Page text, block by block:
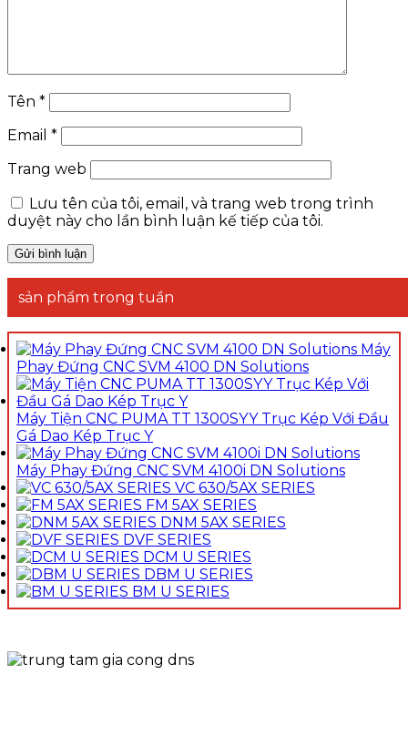
Tên *
Email *
Trang web
Lưu tên của tôi, email, và trang web trong trình
duyệt này cho lần bình luận kế tiếp của tôi.
sản phẩm trong tuần
Máy
Phay Đứng CNC SVM 4100 DN Solutions
Máy Tiện CNC PUMA TT 1300SYY Trục Kép Với Đầu
Gá Dao Kép Trục Y
Máy Phay Đứng CNC SVM 4100i DN Solutions
VC 630/5AX SERIES
FM 5AX SERIES
DNM 5AX SERIES
DVF SERIES
DCM U SERIES
DBM U SERIES
BM U SERIES